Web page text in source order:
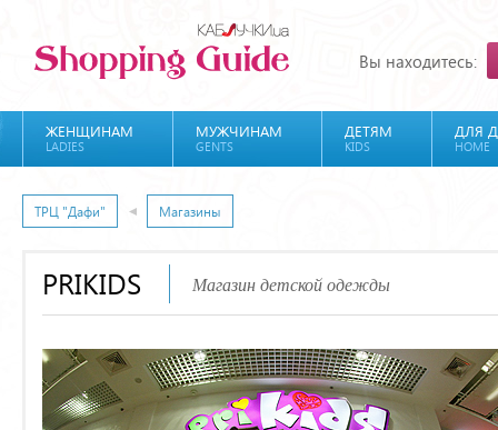
Вы находитесь:
ЖЕНЩИНАМ
LADIES
МУЖЧИНАМ
GENTS
ДЕТЯМ
KIDS
ДЛЯ
HOME
ТРЦ "Дафи" Магазины
PRIKIDS Магазин детской одежды